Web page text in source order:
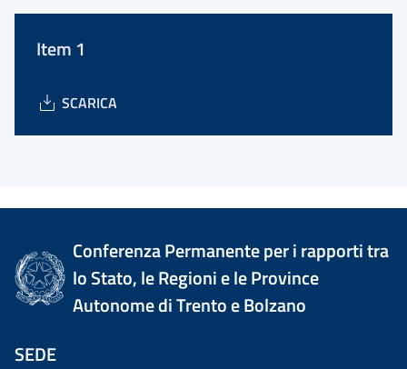
Item 1
SCARICA
Conferenza Permanente per i rapporti tra
lo Stato, le Regioni e le Province
Autonome di Trento e Bolzano
SEDE